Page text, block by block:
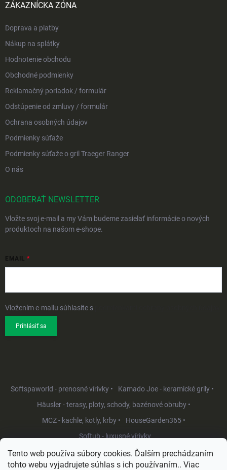
Tento web používa súbory cookies. Ďalším prechádzaním
tohto webu vyjadrujete súhlas s ich používaním.. Viac
ZÁKAZNÍCKA ZÓNA
Doprava a platby
Nákup na splátky
Hodnotenie obchodu
Obchodné podmienky
Reklamačný poriadok / formulár
Odstúpenie od zmluvy / formulár
Ochrana osobných údajov
Podmienky súťaže
Podmienky súťaže o gril Traeger Ranger
O nás
ODOBERAŤ NEWSLETTER
Vložte svoj e-mail a my Vám budeme zasielať informácie o nových
produktoch na našom e-shope.
EMAIL
Vložením e-mailu súhlasíte s
Prihlásiť sa
Softspaworld - prenosné vírivky •
Kamado Joe - keramické grily •
Häusler - terasy, ploty, schody, bazénové obruby •
MCZ - kachle, kotly, krby •
HouseGarden365 •
Softub - luxusné vírivky